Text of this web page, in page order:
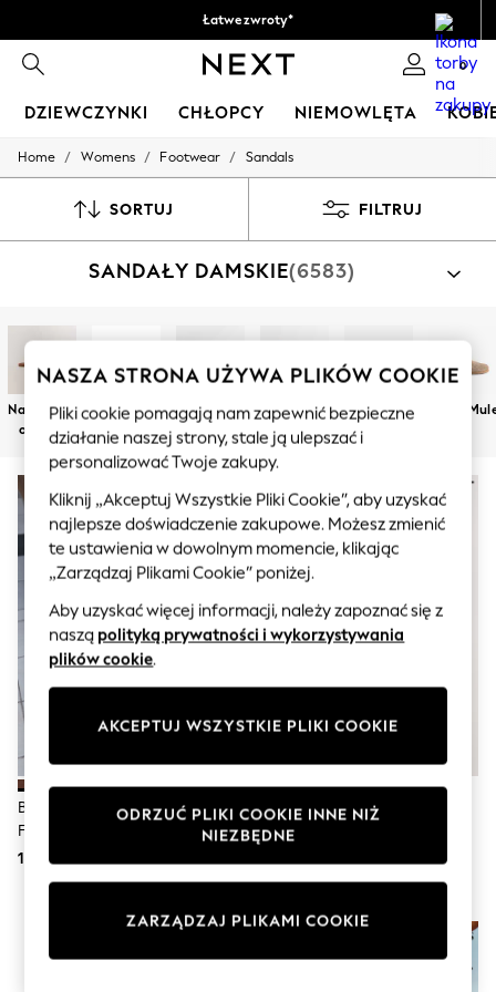
Łatwe zwroty*
0
DZIEWCZYNKI CHŁOPCY NIEMOWLĘTA
HOLIDAY SHOP
All Swimwear
Beach Dresses & Kaftans
Linen Collection
Shorts
Trousers
Sun Hats & Caps
Sunglasses
Men's Holiday Shop
All Swimwear
Accessories
Bags & Luggage
Footwear
Hats
Linen Collection
Loafers
Polo Shirts
Shirts
Vests
Boys Holiday Shop
All swimwear
Ponchos & Toweling sets
Polo Shirts
Sandals & Sliders
Home / Womens / Footwear / Sandals
SORTUJ FILTRUJ
SANDAŁY DAMSKIE(6583)
Na płaskim
obcasie
Na obcasie
Na grubej
podeszwie
Koturny
Japonki i
klapki
Clogs &
Brązowy - Havaianas Square Flip
Flops
189 zł
Neutralny Zamszowy - Sandały
Z Podwójnym Paskiem I
NASZA STRONA UŻYWA PLIKÓW COOKIE
Pliki cookie pomagają nam zapewnić bezpieczne
działanie naszej strony, stale ją ulepszać i
personalizować Twoje zakupy.
Kliknij „Akceptuj Wszystkie Pliki Cookie”, aby uzyskać
najlepsze doświadczenie zakupowe. Możesz zmienić
te ustawienia w dowolnym momencie, klikając
„Zarządzaj Plikami Cookie” poniżej.
Aby uzyskać więcej informacji, należy zapoznać się z
naszą polityką prywatności i wykorzystywania
plików cookie.
AKCEPTUJ WSZYSTKIE PLIKI COOKIE
ZARZĄDZAJ PLIKAMI COOKIE
ODRZUĆ PLIKI COOKIE INNE NIŻ
NIEZBĘDNE